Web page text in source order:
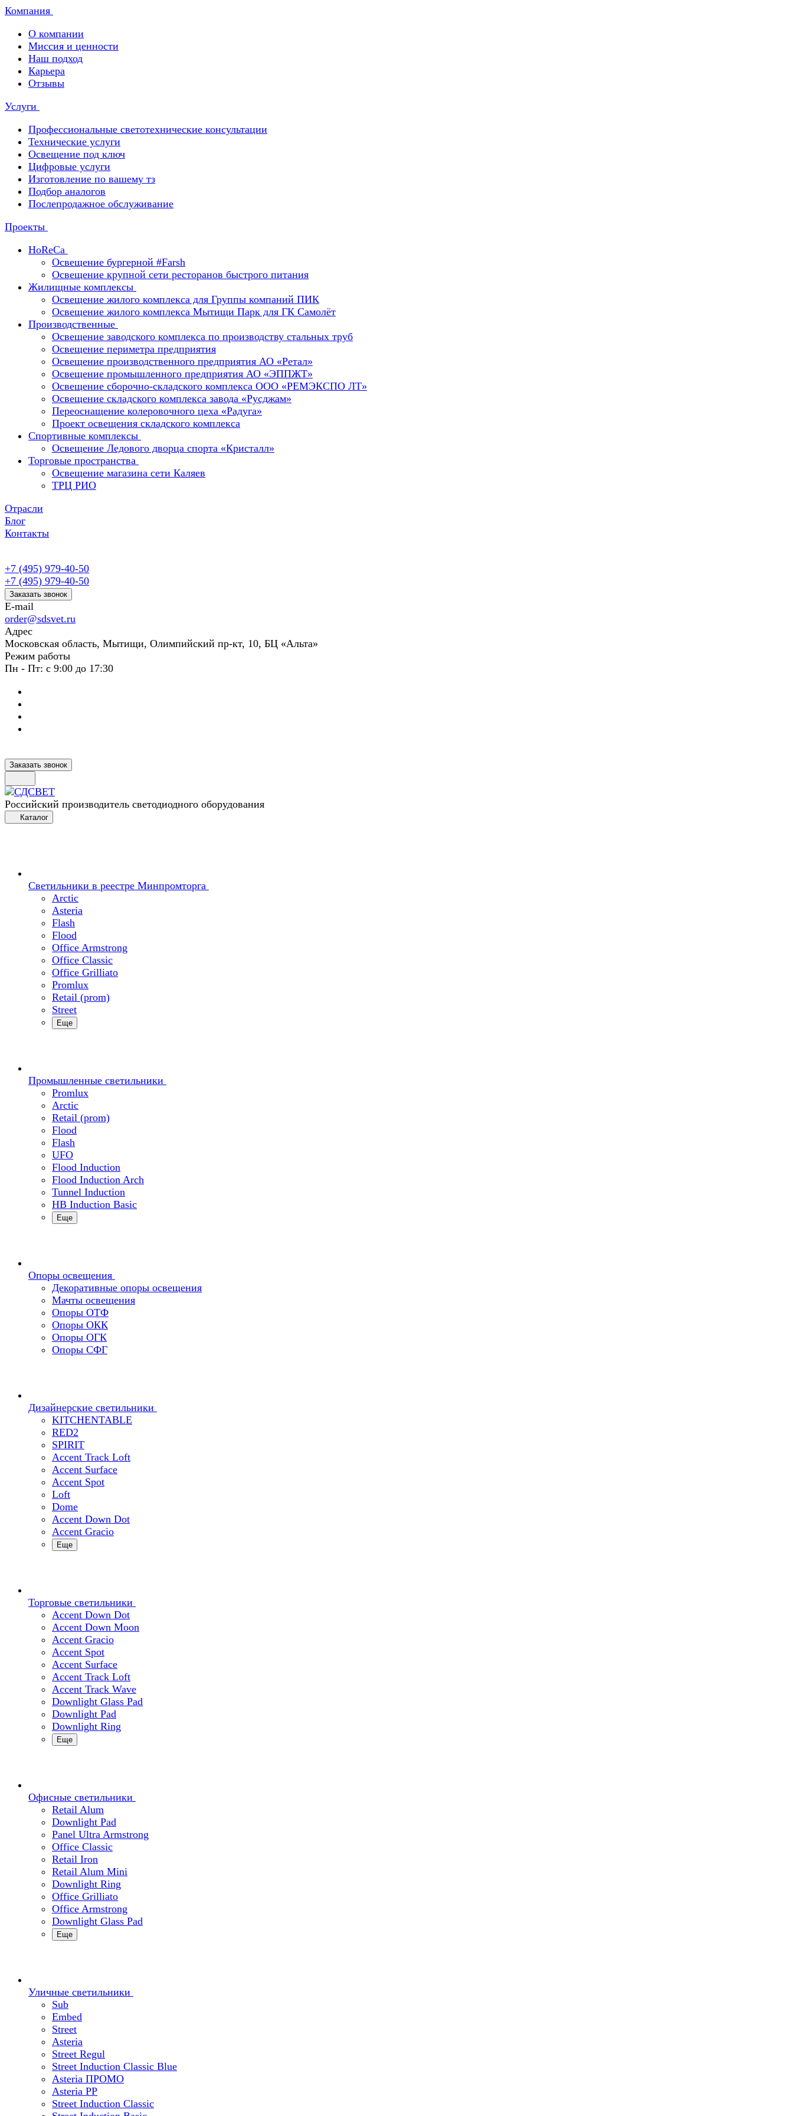
Компания
О компании
Миссия и ценности
Наш подход
Карьера
Отзывы
Услуги
Профессиональные светотехнические консультации
Технические услуги
Освещение под ключ
Цифровые услуги
Изготовление по вашему тз
Подбор аналогов
Послепродажное обслуживание
Проекты
HoReCa
Освещение бургерной #Farsh
Освещение крупной сети ресторанов быстрого питания
Жилищные комплексы
Освещение жилого комплекса для Группы компаний ПИК
Освещение жилого комплекса Мытищи Парк для ГК Самолёт
Производственные
Освещение заводского комплекса по производству стальных труб
Освещение периметра предприятия
Освещение производственного предприятия АО «Ретал»
Освещение промышленного предприятия АО «ЭППЖТ»
Освещение сборочно-складского комплекса ООО «РЕМЭКСПО ЛТ»
Освещение складского комплекса завода «Русджам»
Переоснащение колеровочного цеха «Радуга»
Проект освещения складского комплекса
Спортивные комплексы
Освещение Ледового дворца спорта «Кристалл»
Торговые пространства
Освещение магазина сети Каляев
ТРЦ РИО
Отрасли
Блог
Контакты
+7 (495) 979-40-50
+7 (495) 979-40-50
Заказать звонок
E-mail
order@sdsvet.ru
Адрес
Московская область, Мытищи, Олимпийский пр-кт, 10, БЦ «Альта»
Режим работы
Пн - Пт: с 9:00 до 17:30
Заказать звонок
Российский производитель светодиодного оборудования
Каталог
Светильники в реестре Минпромторга
Arctic
Asteria
Flash
Flood
Office Armstrong
Office Classic
Office Grilliato
Promlux
Retail (prom)
Street
Еще
Промышленные светильники
Promlux
Arctic
Retail (prom)
Flood
Flash
UFO
Flood Induction
Flood Induction Arch
Tunnel Induction
HB Induction Basic
Еще
Опоры освещения
Декоративные опоры освещения
Мачты освещения
Опоры ОТФ
Опоры ОКК
Опоры ОГК
Опоры СФГ
Дизайнерские светильники
KITCHENTABLE
RED2
SPIRIT
Accent Track Loft
Accent Surface
Accent Spot
Loft
Dome
Accent Down Dot
Accent Gracio
Еще
Торговые светильники
Accent Down Dot
Accent Down Moon
Accent Gracio
Accent Spot
Accent Surface
Accent Track Loft
Accent Track Wave
Downlight Glass Pad
Downlight Pad
Downlight Ring
Еще
Офисные светильники
Retail Alum
Downlight Pad
Panel Ultra Armstrong
Office Classic
Retail Iron
Retail Alum Mini
Downlight Ring
Office Grilliato
Office Armstrong
Downlight Glass Pad
Еще
Уличные светильники
Sub
Embed
Street
Asteria
Street Regul
Street Induction Classic Blue
Asteria ПРОМО
Asteria PP
Street Induction Classic